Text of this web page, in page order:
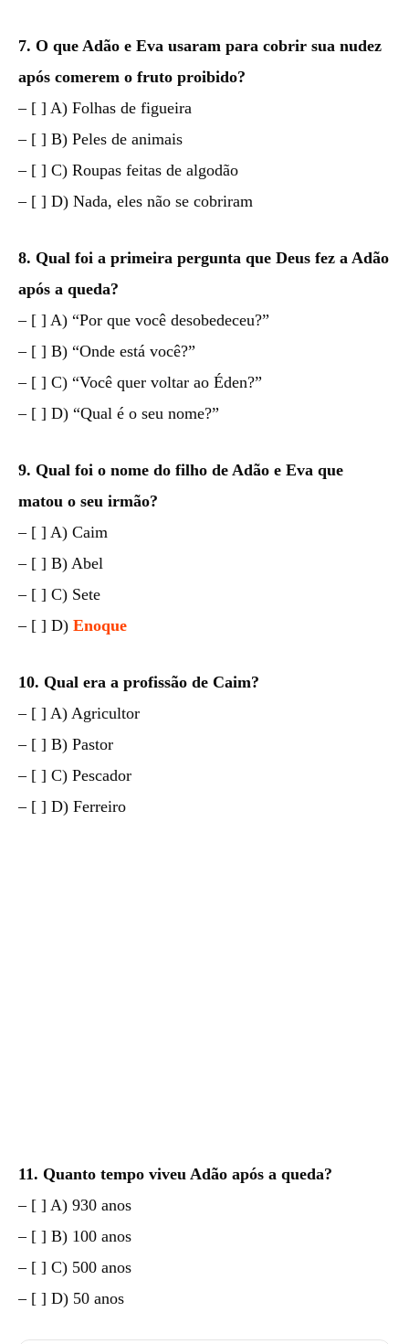
7. O que Adão e Eva usaram para cobrir sua nudez
após comerem o fruto proibido?
– [ ] A) Folhas de figueira
– [ ] B) Peles de animais
– [ ] C) Roupas feitas de algodão
– [ ] D) Nada, eles não se cobriram
8. Qual foi a primeira pergunta que Deus fez a Adão
após a queda?
– [ ] A) “Por que você desobedeceu?”
– [ ] B) “Onde está você?”
– [ ] C) “Você quer voltar ao Éden?”
– [ ] D) “Qual é o seu nome?”
9. Qual foi o nome do filho de Adão e Eva que
matou o seu irmão?
– [ ] A) Caim
– [ ] B) Abel
– [ ] C) Sete
– [ ] D) Enoque
10. Qual era a profissão de Caim?
– [ ] A) Agricultor
– [ ] B) Pastor
– [ ] C) Pescador
– [ ] D) Ferreiro
11. Quanto tempo viveu Adão após a queda?
– [ ] A) 930 anos
– [ ] B) 100 anos
– [ ] C) 500 anos
– [ ] D) 50 anos